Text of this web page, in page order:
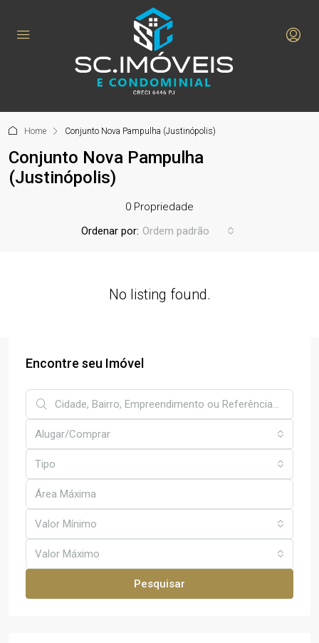
Home Conjunto Nova Pampulha (Justinópolis)
Conjunto Nova Pampulha
(Justinópolis)
0 Propriedade
Ordenar por: Ordem padrão
No listing found.
Encontre seu Imóvel
Alugar/Comprar
Tipo
Valor Mínimo
Valor Máximo
Pesquisar